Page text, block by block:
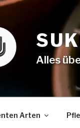
Alles
Arten